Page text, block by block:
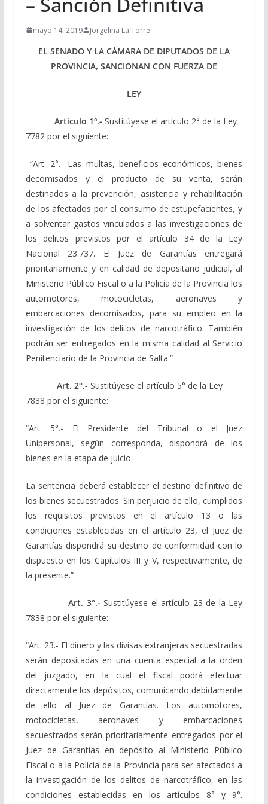
mayo 14, 2019 Jorgelina La Torre
EL SENADO Y LA CÁMARA DE DIPUTADOS DE LA
PROVINCIA, SANCIONAN CON FUERZA DE
LEY
Artículo 1º.- Sustitúyese el artículo 2° de la Ley
7782 por el siguiente:
“Art. 2°.- Las multas, beneficios económicos, bienes
decomisados y el producto de su venta, serán
destinados a la prevención, asistencia y rehabilitación
de los afectados por el consumo de estupefacientes, y
a solventar gastos vinculados a las investigaciones de
los delitos previstos por el artículo 34 de la Ley
Nacional 23.737. El Juez de Garantías entregará
prioritariamente y en calidad de depositario judicial, al
Ministerio Público Fiscal o a la Policía de la Provincia los
automotores, motocicletas, aeronaves y
embarcaciones decomisados, para su empleo en la
investigación de los delitos de narcotráfico. También
podrán ser entregados en la misma calidad al Servicio
Penitenciario de la Provincia de Salta.”
Art. 2°.- Sustitúyese el artículo 5° de la Ley
7838 por el siguiente:
“Art. 5°.- El Presidente del Tribunal o el Juez
Unipersonal, según corresponda, dispondrá de los
bienes en la etapa de juicio.
La sentencia deberá establecer el destino definitivo de
los bienes secuestrados. Sin perjuicio de ello, cumplidos
los requisitos previstos en el artículo 13 o las
condiciones establecidas en el artículo 23, el Juez de
Garantías dispondrá su destino de conformidad con lo
dispuesto en los Capítulos III y V, respectivamente, de
la presente.”
Art. 3°.-Sustitúyese el artículo 23 de la Ley
7838 por el siguiente:
“Art. 23.- El dinero y las divisas extranjeras secuestradas
serán depositadas en una cuenta especial a la orden
del juzgado, en la cual el fiscal podrá efectuar
directamente los depósitos, comunicando debidamente
de ello al Juez de Garantías. Los automotores,
motocicletas, aeronaves y embarcaciones
secuestrados serán prioritariamente entregados por el
Juez de Garantías en depósito al Ministerio Público
Fiscal o a la Policía de la Provincia para ser afectados a
la investigación de los delitos de narcotráfico, en las
condiciones establecidas en los artículos 8° y 9°.